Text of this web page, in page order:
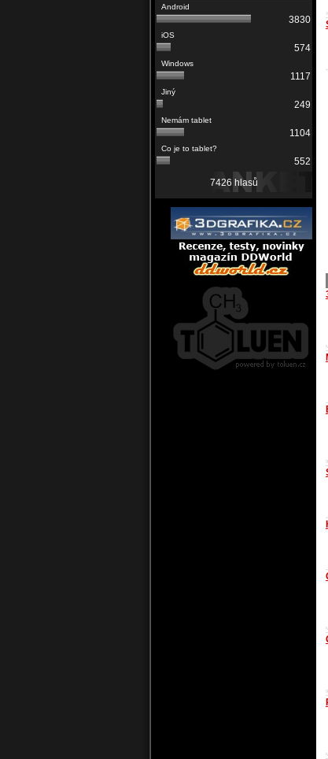
3830
574
1117
249
1104
552
7426 hlasů